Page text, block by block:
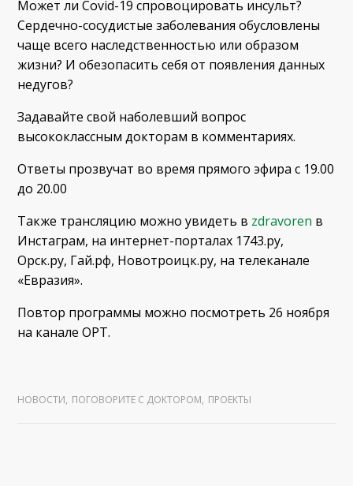
Может ли Covid-19 спровоцировать инсульт?
Сердечно-сосудистые заболевания обусловлены
чаще всего наследственностью или образом
жизни? И обезопасить себя от появления данных
недугов?
Задавайте свой наболевший вопрос
высококлассным докторам в комментариях.
Ответы прозвучат во время прямого эфира с 19.00
до 20.00
Также трансляцию можно увидеть в zdravoren в
Инстаграм, на интернет-порталах 1743.ру,
Орск.ру, Гай.рф, Новотроицк.ру, на телеканале
«Евразия».
Повтор программы можно посмотреть 26 ноября
на канале ОРТ.
НОВОСТИ, ПОГОВОРИТЕ С ДОКТОРОМ, ПРОЕКТЫ